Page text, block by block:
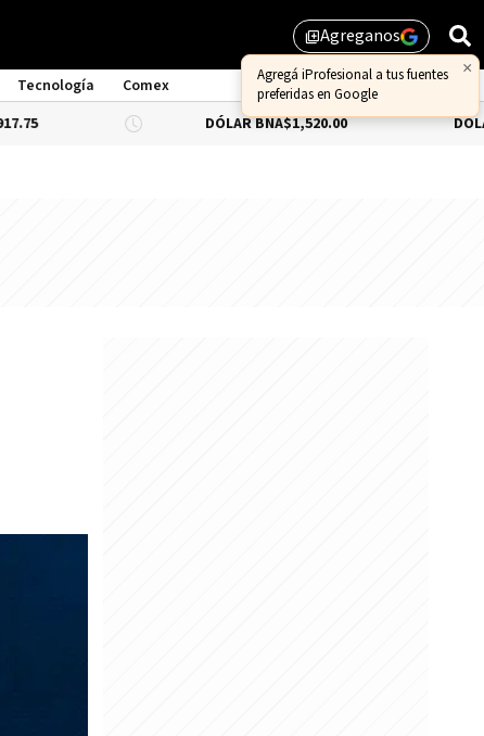
library_addAgreganos
×
Agregá iProfesional a tus fuentes
preferidas en Google
Tecnología
Comex
DÓLAR BNA$1,520.00 DÓLAR BLUE-